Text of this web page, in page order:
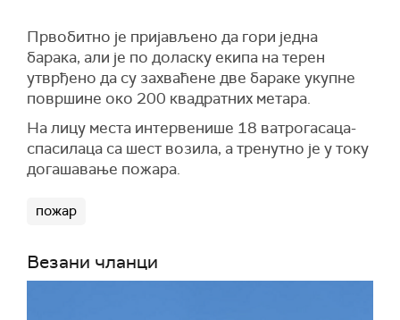
Првобитно је пријављено да гори једна
барака, али је по доласку екипа на терен
утврђено да су захваћене две бараке укупне
површине око 200 квадратних метара.
На лицу места интервенише 18 ватрогасаца-
спасилаца са шест возила, а тренутно је у току
догашавање пожара.
пожар
Везани чланци